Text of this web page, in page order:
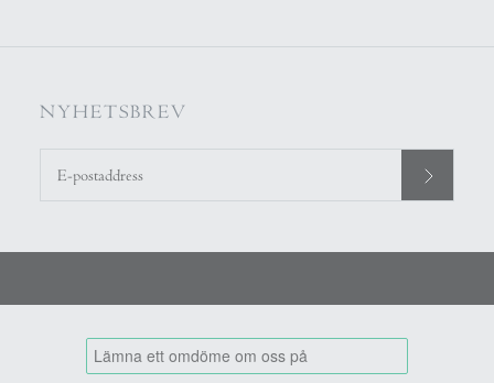
NYHETSBREV